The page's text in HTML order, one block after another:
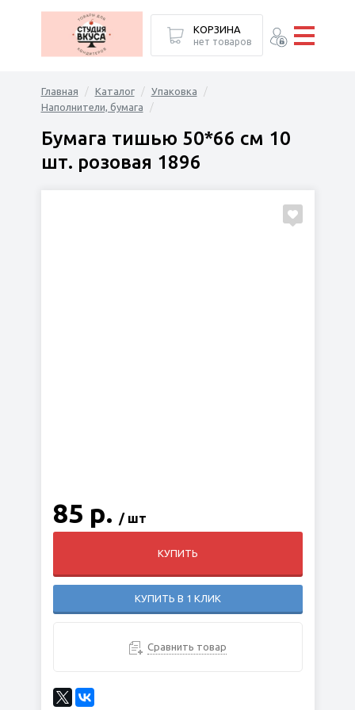
Главная Каталог
Упаковка
Наполнители, бумага
Бумага тишью 50*66 см 10
шт. розовая 1896
85 р. / шт
КУПИТЬ
КУПИТЬ В 1 КЛИК
Сравнить товар
КОРЗИНА
нет товаров